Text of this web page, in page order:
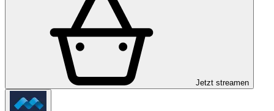
Jetzt streamen